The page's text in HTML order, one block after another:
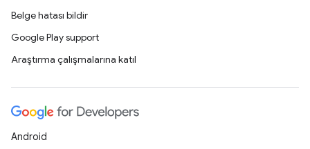
Belge hatası bildir
Google Play support
Araştırma çalışmalarına katıl
Android